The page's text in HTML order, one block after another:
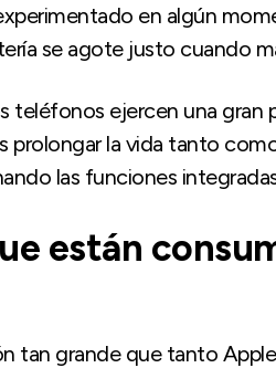
en algún
se agote justo cuando
teléfonos ejercen una gran
la vida tanto
las funciones
están
tan grande que tanto